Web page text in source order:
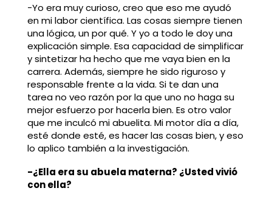
-Yo era muy curioso, creo que eso me ayudó
en mi labor científica. Las cosas siempre tienen
una lógica, un por qué. Y yo a todo le doy una
explicación simple. Esa capacidad de simplificar
y sintetizar ha hecho que me vaya bien en la
carrera. Además, siempre he sido riguroso y
responsable frente a la vida. Si te dan una
tarea no veo razón por la que uno no haga su
mejor esfuerzo por hacerla bien. Es otro valor
que me inculcó mi abuelita. Mi motor día a día,
esté donde esté, es hacer las cosas bien, y eso
lo aplico también a la investigación.
-¿Ella era su abuela materna? ¿Usted vivió
con ella?